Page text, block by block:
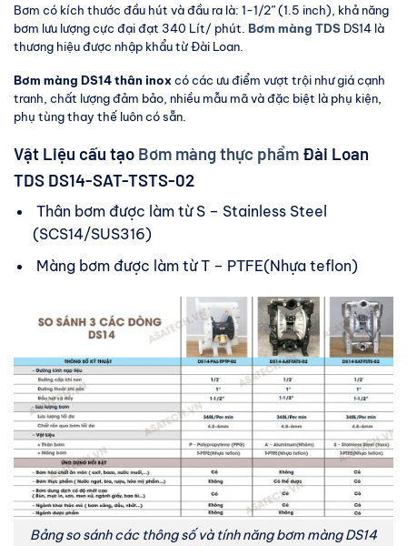
Bơm có kích thước đầu hút và đầu ra là: 1-1/2” (1.5 inch), khả năng
bơm lưu lượng cực đại đạt 340 Lít/ phút. Bơm màng TDS DS14 là
thương hiệu được nhập khẩu từ Đài Loan.
Bơm màng DS14 thân inoxcó các ưu điểm vượt trội như giá cạnh
tranh, chất lượng đảm bảo, nhiều mẫu mã và đặc biệt là phụ kiện,
phụ tùng thay thế luôn có sẵn.
Vật Liệu cấu tạo Bơm màng thực phẩm Đài Loan
TDS DS14-SAT-TSTS-02
Thân bơm được làm từ S – Stainless Steel
(SCS14/SUS316)
Màng bơm được làm từ T – PTFE(Nhựa teflon)
Bảng so sánh các thông số và tính năng bơm màng DS14